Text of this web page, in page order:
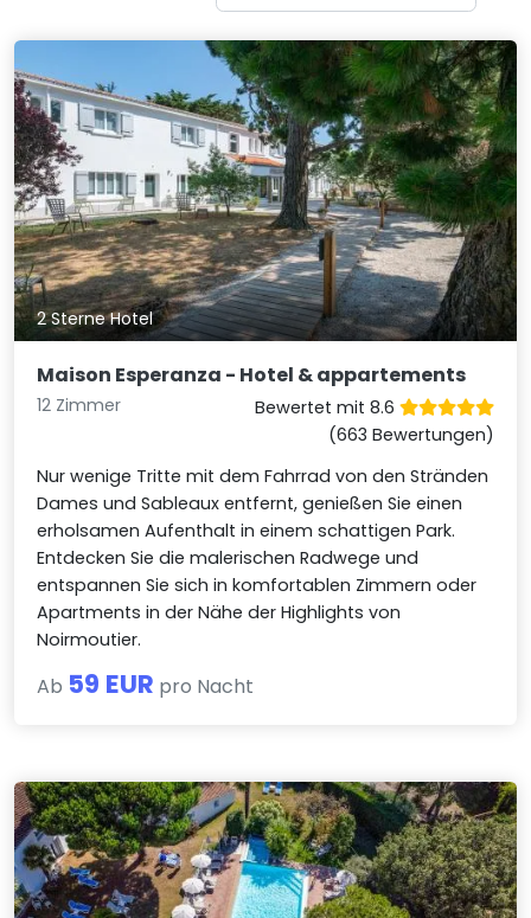
2 Sterne Hotel
Maison Esperanza - Hotel & appartements
12 Zimmer
Bewertet mit 8.6
(663 Bewertungen)
Nur wenige Tritte mit dem Fahrrad von den Stränden
Dames und Sableaux entfernt, genießen Sie einen
erholsamen Aufenthalt in einem schattigen Park.
Entdecken Sie die malerischen Radwege und
entspannen Sie sich in komfortablen Zimmern oder
Apartments in der Nähe der Highlights von
Noirmoutier.
Ab 59 EUR pro Nacht